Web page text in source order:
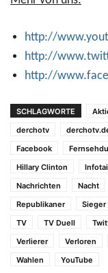
http://
http://
http://
SCHLAGWORTE
derchotv
Facebook
Hillary Clinton
Nachrichten
Nacht
Republikaner
Sieger
TV
TV Duell
Verlierer
Verloren
Wahlen
YouTube